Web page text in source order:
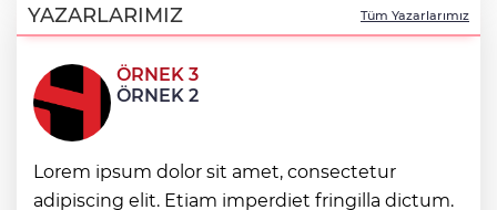
Çarşısı’nda hayat buldu
Karabağlar Zabıtası'nda aday memurlar
yemin etti
COP31 için kritik hamle... Kyoto ve Paris
süreçleri Türkiye’de yönetilecek
YAZARLARIMIZ Tüm Yazarlarımız
ÖRNEK 3
ÖRNEK 2
Lorem ipsum dolor sit amet, consectetur
adipiscing elit. Etiam imperdiet fringilla dictum.